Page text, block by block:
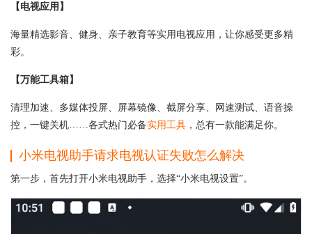
【电视应用】
海量精选影音、健身、亲子教育等实用电视应用，让你感受更多精
彩。
【万能工具箱】
清理加速、多媒体投屏、屏幕镜像、截屏分享、网速测试、语音操
控，一键关机……各式热门必备实用工具 ，总有一款能满足你。
小米电视助手请求电视认证失败怎么解决
第一步，首先打开小米电视助手，选择“小米电视设置”。